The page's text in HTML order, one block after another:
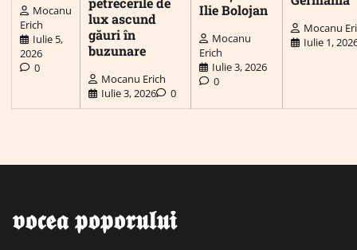
Mocanu
Erich
Iulie 5,
2026
0
lux ascund
găuri în
buzunare
Mocanu Erich
Iulie 3, 2026
0
Ilie Bolojan
Mocanu
Erich
Iulie 3, 2026
0
Mocanu
Iulie 1,
𝖛𝖔𝖈𝖊𝖆 𝖕𝖔𝖕𝖔𝖗𝖚𝖑𝖚𝖎